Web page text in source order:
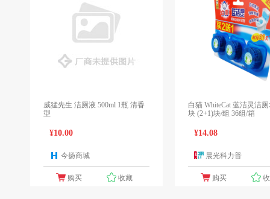
威猛先生 洁厕液 500ml 1瓶 清香
型
¥10.00
今扬商城
购买 收藏
白猫 WhiteCat 蓝洁灵洁
块 (2+1)块/组 36组/箱
¥14.08
晨光科力普
购买